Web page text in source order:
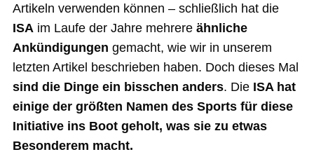
Artikeln verwenden können – schließlich hat die
ISA im Laufe der Jahre mehrere ähnliche
Ankündigungen gemacht, wie wir in unserem
letzten Artikel beschrieben haben. Doch dieses Mal
sind die Dinge ein bisschen anders. Die ISA hat
einige der größten Namen des Sports für diese
Initiative ins Boot geholt, was sie zu etwas
Besonderem macht.